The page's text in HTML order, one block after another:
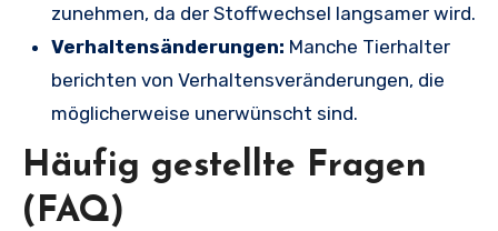
zunehmen, da der Stoffwechsel langsamer wird.
Verhaltensänderungen: Manche Tierhalter
berichten von Verhaltensveränderungen, die
möglicherweise unerwünscht sind.
Häufig gestellte Fragen
(FAQ)